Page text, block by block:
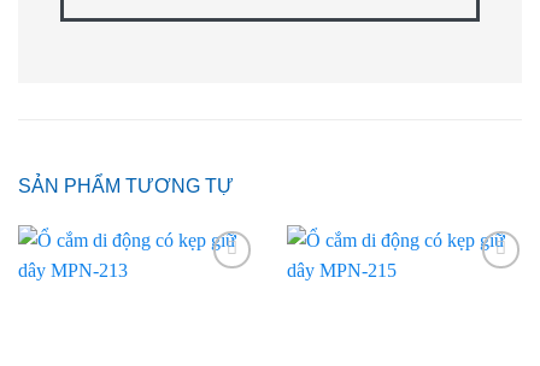
SẢN PHẨM TƯƠNG TỰ